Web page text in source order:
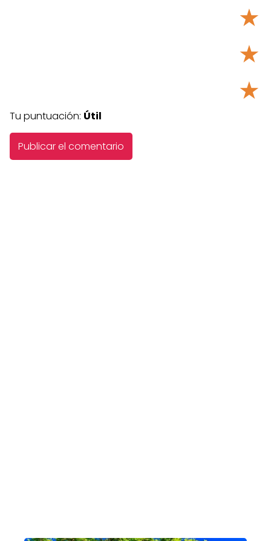
★
★
★
Tu puntuación: Útil